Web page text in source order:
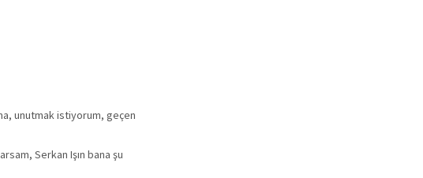
unutmak istiyorum, geçen
Serkan Işın bana şu